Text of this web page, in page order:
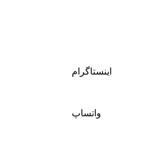
اینستاگرام
واتساپ